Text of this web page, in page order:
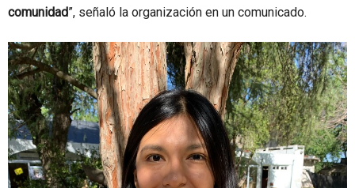
comunidad”, señaló la organización en un comunicado.